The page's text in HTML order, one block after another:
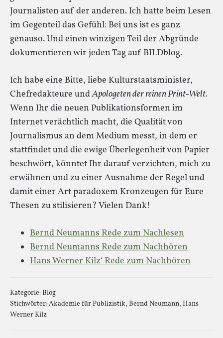
Journalisten auf der anderen. Ich hatte beim Lesen
im Gegenteil das Gefühl: Bei uns ist es ganz
genauso. Und einen winzigen Teil der Abgründe
dokumentieren wir jeden Tag auf BILDblog.
Ich habe eine Bitte, liebe Kulturstaatsminister,
Chefredakteure undApologeten der reinen Print-Welt.
Wenn Ihr die neuen Publikationsformen im
Internet verächtlich macht, die Qualität von
Journalismus an dem Medium messt, in dem er
stattfindet und die ewige Überlegenheit von Papier
beschwört, könntet Ihr darauf verzichten, mich zu
erwähnen und zu einer Ausnahme der Regel und
damit einer Art paradoxem Kronzeugen für Eure
Thesen zu stilisieren? Vielen Dank!
Bernd Neumanns Rede zum Nachlesen
Bernd Neumanns Rede zum Nachhören
Hans Werner Kilz‘ Rede zum Nachhören
Kategorie:Blog
Stichwörter:Akademie für Publizistik, Bernd Neumann, Hans
Werner Kilz